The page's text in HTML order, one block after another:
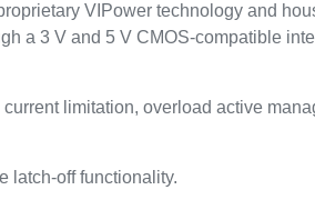
VIPower technology and
a 3 V and 5 V CMOS-compatible
limitation, overload active
latch-off functionality.